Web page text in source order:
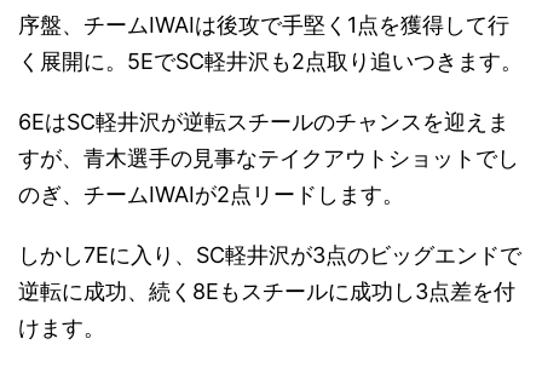
序盤、チームIWAIは後攻で手堅く1点を獲得して行
く展開に。5EでSC軽井沢も2点取り追いつきます。
6EはSC軽井沢が逆転スチールのチャンスを迎えま
すが、青木選手の見事なテイクアウトショットでし
のぎ、チームIWAIが2点リードします。
しかし7Eに入り、SC軽井沢が3点のビッグエンドで
逆転に成功、続く8Eもスチールに成功し3点差を付
けます。